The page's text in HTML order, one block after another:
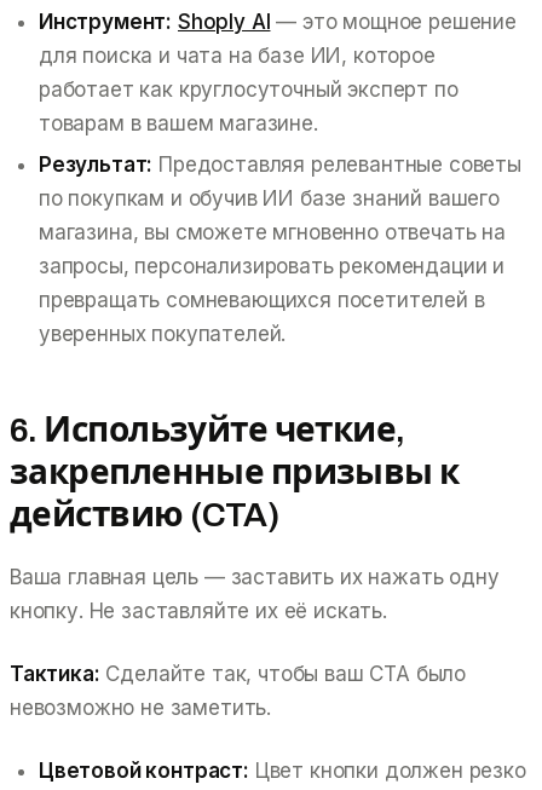
Инструмент: Shoply AI — это мощное решение
для поиска и чата на базе ИИ, которое
работает как круглосуточный эксперт по
товарам в вашем магазине.
Результат: Предоставляя релевантные советы
по покупкам и обучив ИИ базе знаний вашего
магазина, вы сможете мгновенно отвечать на
запросы, персонализировать рекомендации и
превращать сомневающихся посетителей в
уверенных покупателей.
6. Используйте четкие,
закрепленные призывы к
действию (CTA)
Ваша главная цель — заставить их нажать одну
кнопку. Не заставляйте их её искать.
Тактика: Сделайте так, чтобы ваш CTA было
невозможно не заметить.
Цветовой контраст: Цвет кнопки должен резко